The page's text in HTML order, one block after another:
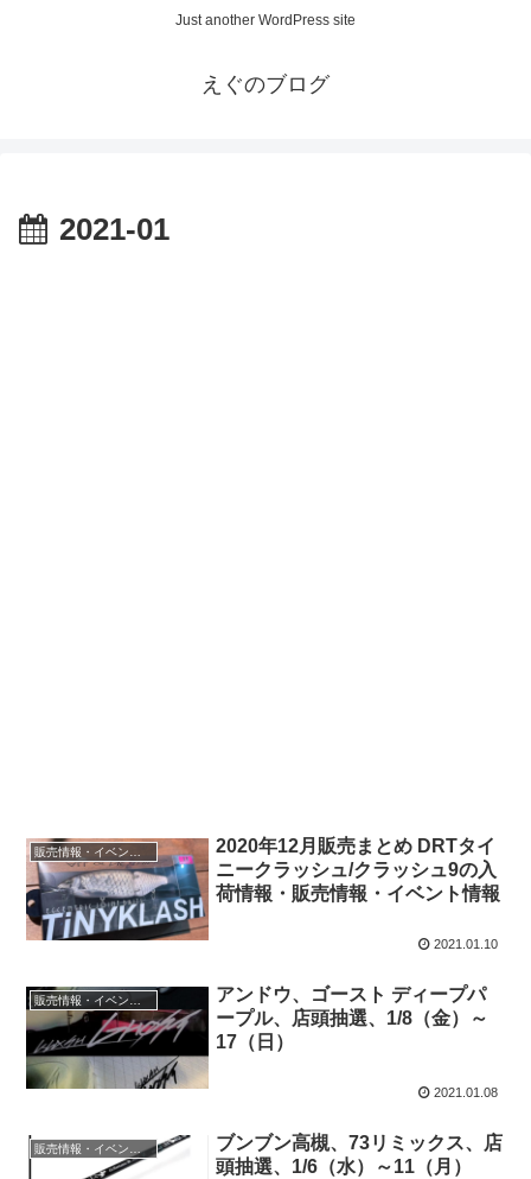
Just another WordPress site
えぐのブログ
2021-01
2020年12月販売まとめ DRTタイ
ニークラッシュ/クラッシュ9の入
荷情報・販売情報・イベント情報
2021.01.10
アンドウ、ゴースト ディープパ
ープル、店頭抽選、1/8（金）～
17（日）
2021.01.08
販売情報・イベント情報
ブンブン高槻、73リミックス、店
頭抽選、1/6（水）～11（月）